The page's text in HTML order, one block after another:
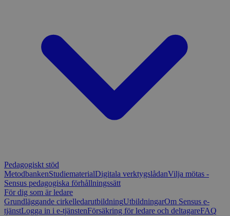
Pedagogiskt stöd
MetodbankenStudiematerialDigitala verktygslådanVilja mötas -
Sensus pedagogiska förhållningssätt
För dig som är ledare
Grundläggande cirkelledarutbildningUtbildningarOm Sensus e-
tjänstLogga in i e-tjänstenFörsäkring för ledare och deltagareFAQ